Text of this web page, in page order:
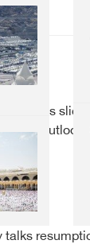
shares slide
outlook
talks